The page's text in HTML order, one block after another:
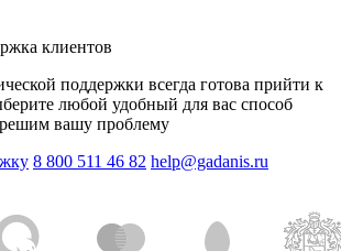
клиентов
поддержки всегда готова прийти к
любой удобный для вас способ
вашу проблему
8 800 511 46 82 help@gadanis.ru